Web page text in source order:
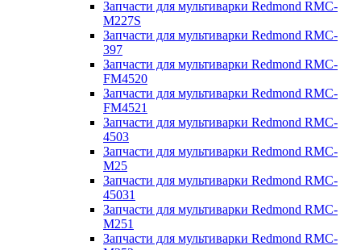
Запчасти для мультиварки Redmond RMC-
M227S
Запчасти для мультиварки Redmond RMC-
397
Запчасти для мультиварки Redmond RMC-
FM4520
Запчасти для мультиварки Redmond RMC-
FM4521
Запчасти для мультиварки Redmond RMC-
4503
Запчасти для мультиварки Redmond RMC-
M25
Запчасти для мультиварки Redmond RMC-
45031
Запчасти для мультиварки Redmond RMC-
M251
Запчасти для мультиварки Redmond RMC-